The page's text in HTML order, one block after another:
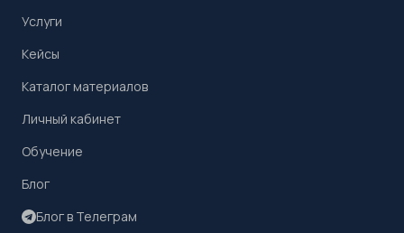
Услуги
Кейсы
Каталог материалов
Личный кабинет
Обучение
Блог
Блог в Телеграм